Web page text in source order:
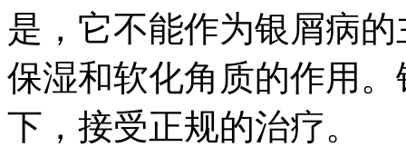
是，它不能作为银屑病
保湿和软化角质的作用
下，接受正规的治疗。